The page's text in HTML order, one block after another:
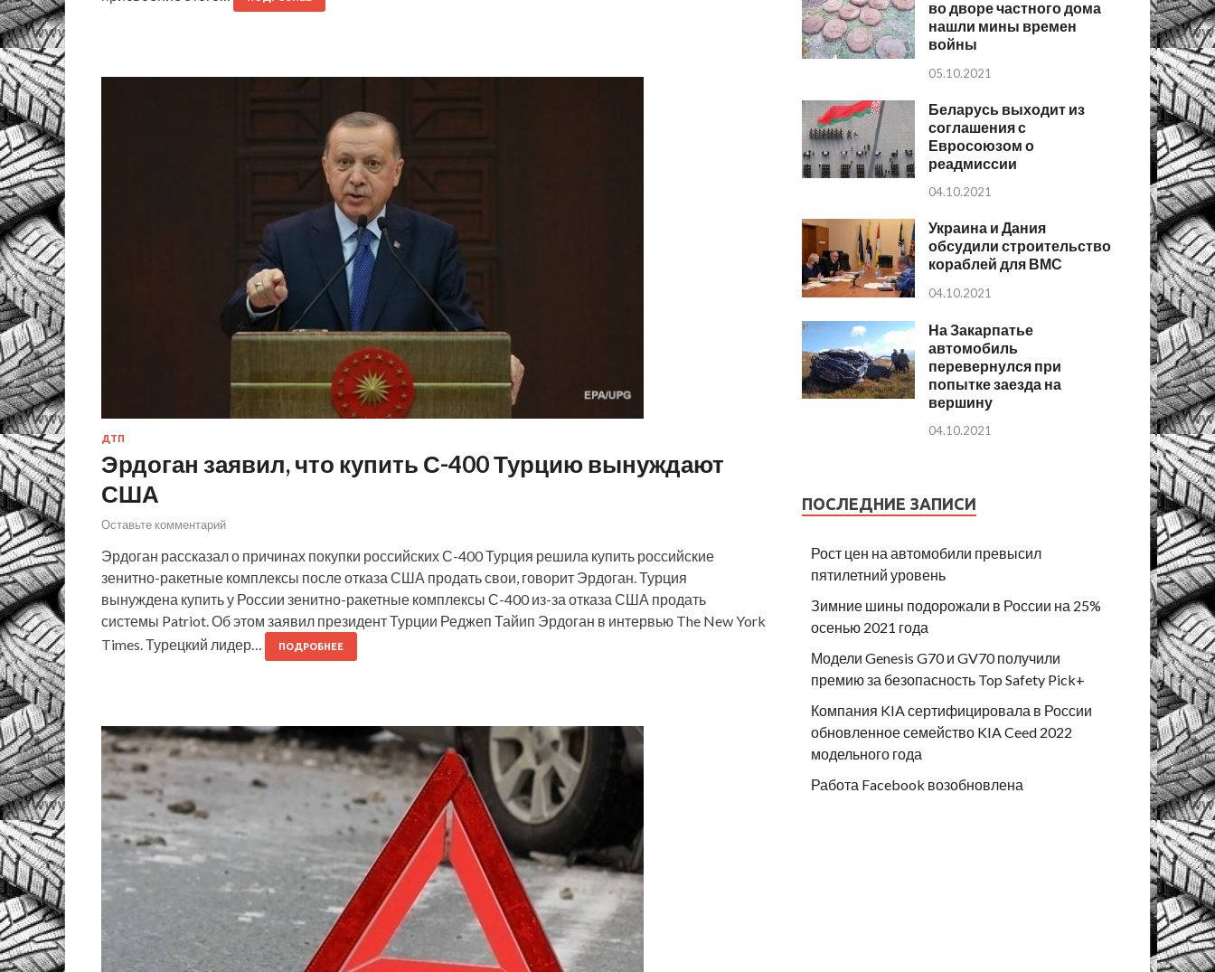
ДТП
Эрдоган заявил, что купить С-400 Турцию вынуждают
США
Оставьте комментарий
Эрдоган рассказал о причинах покупки российских С-400 Турция решила купить российские
зенитно-ракетные комплексы после отказа США продать свои, говорит Эрдоган. Турция
вынуждена купить у России зенитно-ракетные комплексы С-400 из-за отказа США продать
системы Patriot. Об этом заявил президент Турции Реджеп Тайип Эрдоган в интервью The New York
Times. Турецкий лидер…
ПОДРОБНЕЕ
во дворе частного дома
нашли мины времен
войны
05.10.2021
Беларусь выходит из
соглашения с
Евросоюзом о
реадмиссии
04.10.2021
Украина и Дания
обсудили строительство
кораблей для ВМС
04.10.2021
На Закарпатье
автомобиль
перевернулся при
попытке заезда на
вершину
04.10.2021
ПОСЛЕДНИЕ ЗАПИСИ
Рост цен на автомобили превысил
пятилетний уровень
Зимние шины подорожали в России на 25%
осенью 2021 года
Модели Genesis G70 и GV70 получили
премию за безопасность Top Safety Pick+
Компания KIA сертифицировала в России
обновленное семейство KIA Ceed 2022
модельного года
Работа Facebook возобновлена